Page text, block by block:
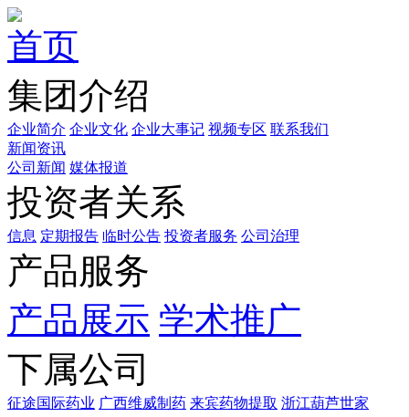
首页
集团介绍
企业简介 企业文化 企业⼤事记 视频专区 联系我们
新闻资讯
公司新闻 媒体报道
投资者关系
信息 定期报告 临时公告 投资者服务 公司治理
产品服务
产品展示 学术推广
下属公司
征途国际药业 广西维威制药 来宾药物提取 浙江葫芦世家